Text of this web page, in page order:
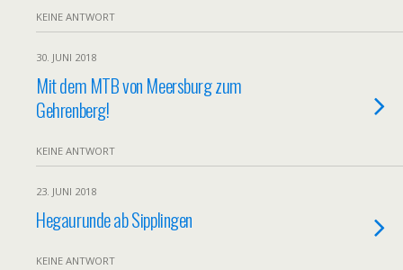
KEINE ANTWORT
30. JUNI 2018
Mit dem MTB von Meersburg zum
Gehrenberg!
KEINE ANTWORT
23. JUNI 2018
Hegaurunde ab Sipplingen
KEINE ANTWORT